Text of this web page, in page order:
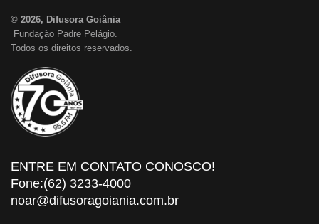
© 2026, Difusora Goiânia
Fundação Padre Pelágio.
Todos os direitos reservados.
ENTRE EM CONTATO CONOSCO!
Fone:(62) 3233-4000
noar@difusoragoiania.com.br